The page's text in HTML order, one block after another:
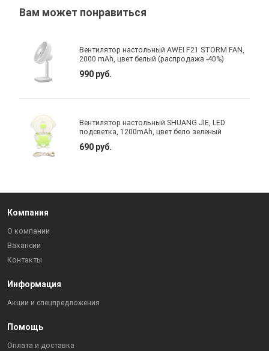
Вам может понравиться
Вентилятор настольный AWEI F21 STORM FAN,
2000 mAh, цвет белый (распродажа -40%)
990 руб.
Вентилятор настольный SHUANG JIE, LED
подсветка, 1200mAh, цвет бело зеленый
690 руб.
Компания
О компании
Вакансии
Контакты
Информация
Акции и спецпредложения
Помощь
Оплата и доставка